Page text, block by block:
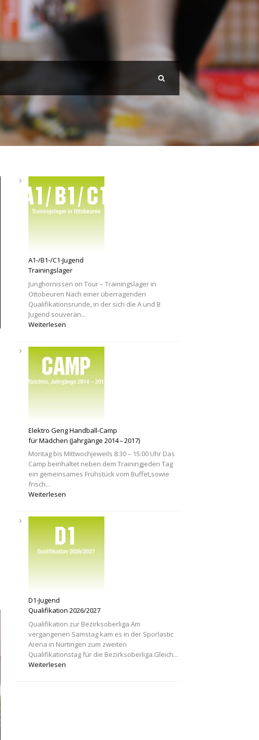
A1-/B1-/C1-Jugend
Trainingslager
Junghornissen on Tour – Trainingslager in
Ottobeuren Nach einer überragenden
Qualifikationsrunde, in der sich die A und B
Jugend souverän...
Weiterlesen
Elektro Geng Handball-Camp
für Mädchen (Jahrgänge 2014 – 2017)
Montag bis Mittwochjeweils 8:30 – 15:00 Uhr Das
Camp beinhaltet neben dem Trainingjeden Tag
ein gemeinsames Frühstück vom Buffet,sowie
frisch...
Weiterlesen
D1-Jugend
Qualifikation 2026/2027
Qualifikation zur Bezirksoberliga Am
vergangenen Samstag kam es in der Sporlastic
Arena in Nürtingen zum zweiten
Qualifikationstag für die Bezirksoberliga.Gleich...
Weiterlesen